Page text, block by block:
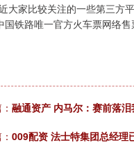
大家比较关注的一些第三方
国铁路唯一官方火车票网络
融通资产 内马尔：赛前落
009配资 法士特集团总经理